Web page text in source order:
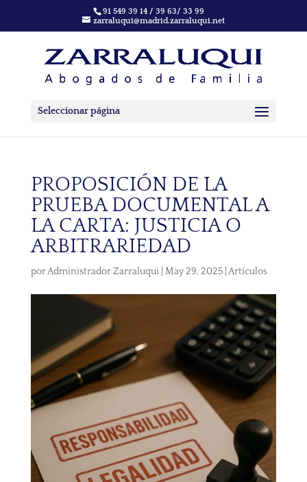
91 549 39 14 / 39 63/ 33 99
zarraluqui@madrid.zarraluqui.net
Seleccionar página
PROPOSICIÓN DE LA
PRUEBA DOCUMENTAL A
LA CARTA: JUSTICIA O
ARBITRARIEDAD
porAdministrador Zarraluqui| May 29, 2025| Artículos